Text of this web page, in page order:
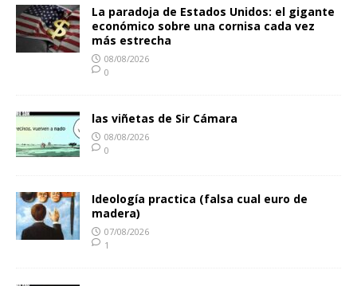
La paradoja de Estados Unidos: el gigante
económico sobre una cornisa cada vez
más estrecha
08/08/2026
0
las viñetas de Sir Cámara
08/08/2026
0
Ideología practica (falsa cual euro de
madera)
07/08/2026
1